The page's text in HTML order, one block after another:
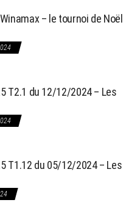
– le tournoi de Noël
T2.1 du 12/12/2024 – Les
T1.12 du 05/12/2024 – Les